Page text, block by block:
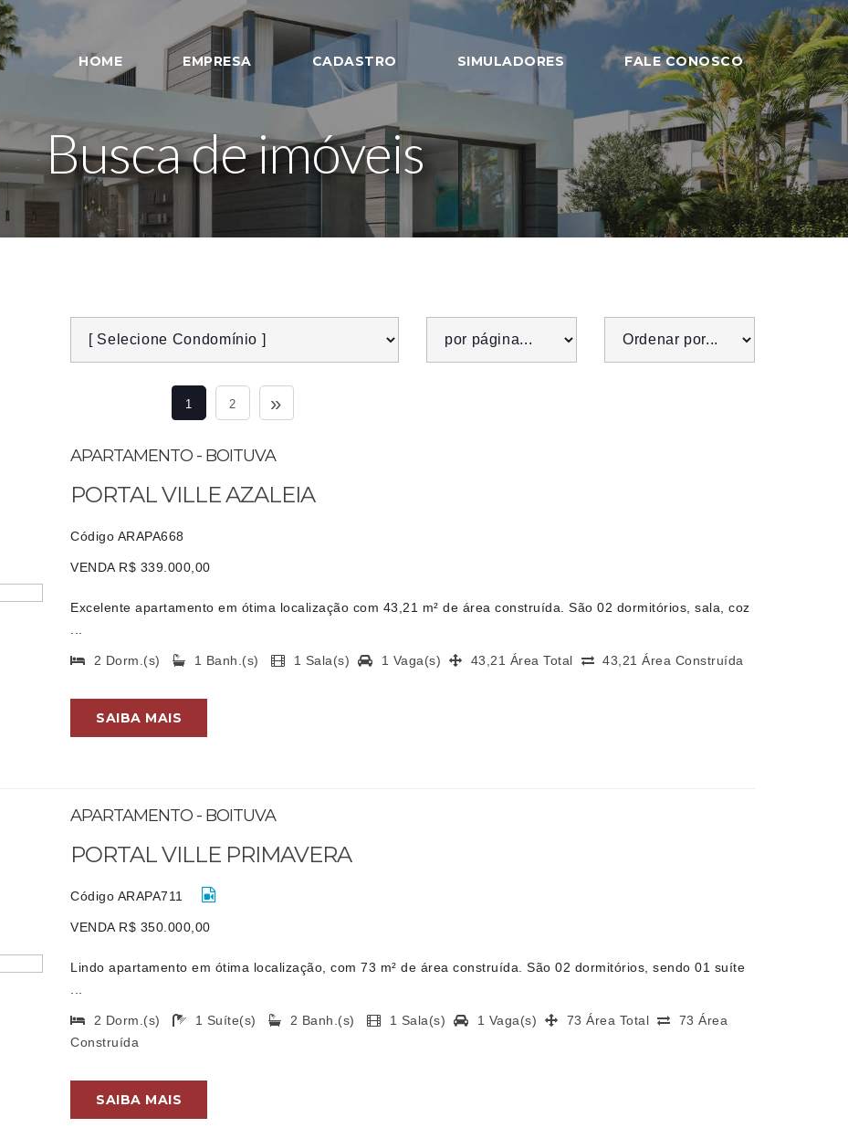
HOME EMPRESA CADASTRO SIMULADORES FALE CONOSCO
Busca de imóveis
1 2 »
APARTAMENTO - BOITUVA
PORTAL VILLE AZALEIA
Código ARAPA668
VENDA R$ 339.000,00
Excelente apartamento em ótima localização com 43,21 m² de área construída. São 02 dormitórios, sala, coz
...
2 Dorm.(s) 1 Banh.(s) 1 Sala(s) 1 Vaga(s) 43,21 Área Total 43,21 Área Construída
SAIBA MAIS
APARTAMENTO - BOITUVA
PORTAL VILLE PRIMAVERA
Código ARAPA711
VENDA R$ 350.000,00
Lindo apartamento em ótima localização, com 73 m² de área construída. São 02 dormitórios, sendo 01 suíte
...
2 Dorm.(s) 1 Suíte(s) 2 Banh.(s) 1 Sala(s) 1 Vaga(s) 73 Área Total
73 Área
Construída
SAIBA MAIS